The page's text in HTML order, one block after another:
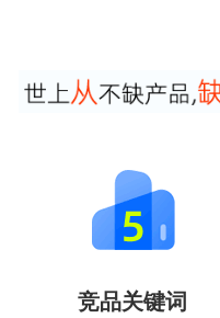
竞品关键词